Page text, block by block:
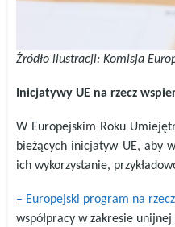
Źródło ilustracji: Komisja
Inicjatywy UE na rzecz
W Europejskim Roku
bieżących inicjatyw UE, aby
ich wykorzystanie,
– Europejski program na
współpracy w zakresie